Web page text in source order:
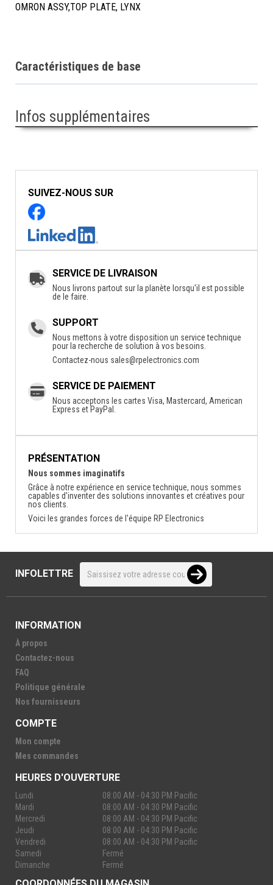
OMRON ASSY,TOP PLATE, LYNX
Caractéristiques de base
Infos supplémentaires
SUIVEZ-NOUS SUR
SERVICE DE LIVRAISON
Nous livrons partout sur la planète lorsqu'il est possible
de le faire.
SUPPORT
Nous mettons à votre disposition un service technique
pour la recherche de solution à vos besoins.
Contactez-nous sales@rpelectronics.com
SERVICE DE PAIEMENT
Nous acceptons les cartes Visa, Mastercard, American
Express et PayPal.
PRÉSENTATION
Nous sommes imaginatifs
Grâce à notre expérience en service technique, nous sommes
capables d'inventer des solutions innovantes et créatives pour
nos clients.
Voici les grandes forces de l'équipe RP Electronics
INFOLETTRE
INFORMATION
À propos
Contactez-nous
FAQ
Politique générale
Nos fournisseurs
COMPTE
Mon compte
Mes commandes
HEURES D'OUVERTURE
Lundi
08:00 AM - 04:30 PM Pacific
Mardi
08:00 AM - 04:30 PM Pacific
Mercredi
08:00 AM - 04:30 PM Pacific
Jeudi
08:00 AM - 04:30 PM Pacific
Vendredi
08:00 AM - 04:30 PM Pacific
Samedi
Fermé
Dimanche
Fermé